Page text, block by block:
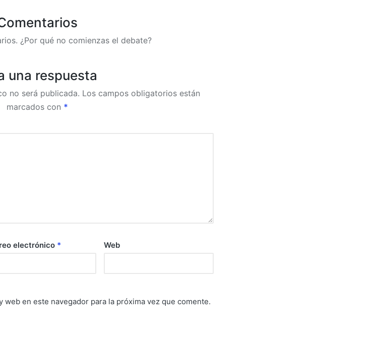
¿Por qué no comienzas el debate?
una respuesta
no será publicada. Los campos obligatorios están
marcados con *
electrónico * Web
en este navegador para la próxima vez que comente.